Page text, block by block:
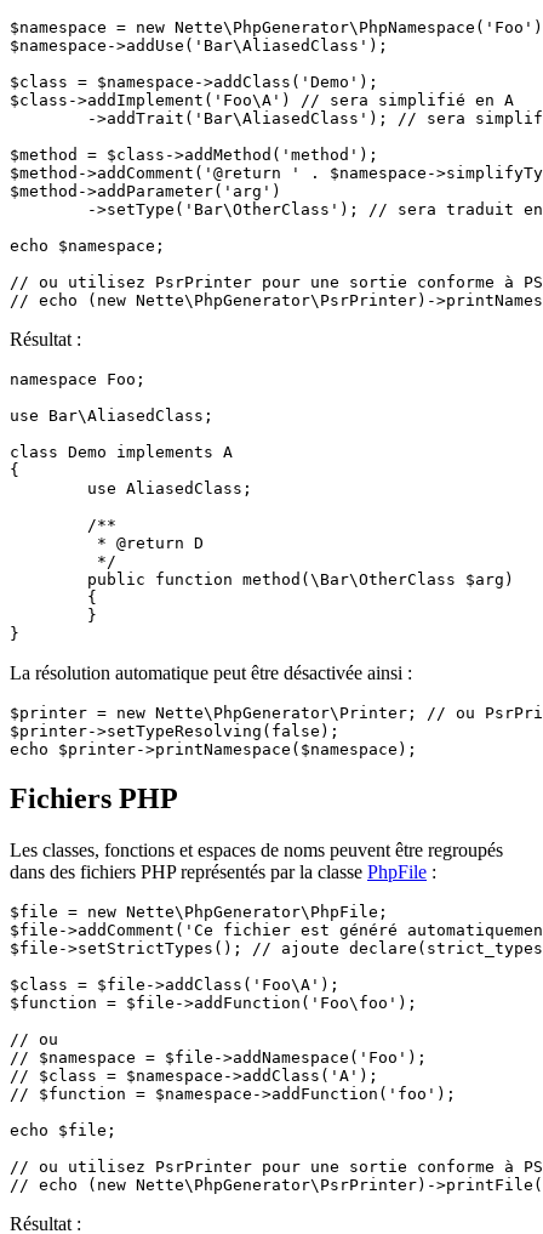
$namespace = new
$namespace->addUse('Bar\AliasedClass');
$class = $namespace->addClass('Demo');
$class->addImplement('Foo\A') // sera simplifié en A
$method = $class->addMethod('method');
$method->addComment('@return ' . $namespace-
$method->addParameter('arg')
echo $namespace;
// ou utilisez PsrPrinter pour une sortie conforme à
Résultat :
namespace Foo;
use Bar\AliasedClass;
class Demo implements A
{
La résolution automatique peut être désactivée ainsi :
$printer = new Nette\PhpGenerator\Printer; // ou
$printer->setTypeResolving(false);
Fichiers PHP
Les classes, fonctions et espaces de noms peuvent être regroupés
dans des fichiers PHP représentés par la classe PhpFile :
$file = new Nette\PhpGenerator\PhpFile;
$file->addComment('Ce fichier est généré
$file->setStrictTypes(); // ajoute
$class = $file->addClass('Foo\A');
$function = $file->addFunction('Foo\foo');
// ou
// $namespace = $file->addNamespace('Foo');
// $class = $namespace->addClass('A');
// $function = $namespace->addFunction('foo');
echo $file;
// ou utilisez PsrPrinter pour une sortie conforme à
Résultat :